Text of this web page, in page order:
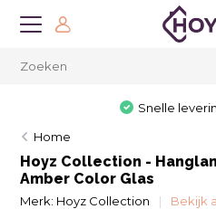
Snelle
Home
Hoyz Collection -
Amber Color Glas
Merk: Hoyz Collection Bekijk